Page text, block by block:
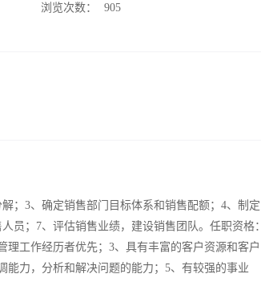
浏览次数：
905
；3、确定销售部门目标体系和销售配额；4、制定
员；7、评估销售业绩，建设销售团队。任职资格：
工作经历者优先；3、具有丰富的客户资源和客户
能力，分析和解决问题的能力；5、有较强的事业